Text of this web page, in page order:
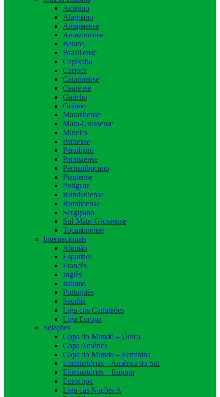
Acreano
Alagoano
Amapaense
Amazonense
Baiano
Brasiliense
Capixaba
Carioca
Catarinense
Cearense
Gaúcho
Goiano
Maranhense
Mato-Grossense
Mineiro
Paraense
Paraibano
Paranaense
Pernambucano
Piauiense
Potiguar
Rondoniense
Roraimense
Sergipano
Sul-Mato-Grossense
Tocantinense
Internacionais
Alemão
Espanhol
Francês
Inglês
Italiano
Português
Saudita
Liga dos Campeões
Liga Europa
Seleções
Copa do Mundo – Única
Copa América
Copa do Mundo – Feminina
Eliminatórias – América do Sul
Eliminatórias – Europa
Eurocopa
Liga das Nações A